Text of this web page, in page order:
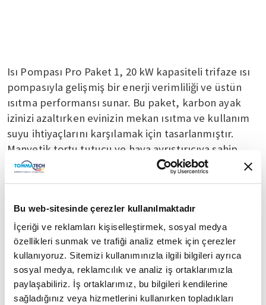
Bu web-sitesinde çerezler kullanılmaktadır
İçeriği ve reklamları kişiselleştirmek, sosyal medya
özellikleri sunmak ve trafiği analiz etmek için çerezler
kullanıyoruz. Sitemizi kullanımınızla ilgili bilgileri ayrıca
sosyal medya, reklamcılık ve analiz iş ortaklarımızla
paylaşabiliriz. İş ortaklarımız, bu bilgileri kendilerine
sağladığınız veya hizmetlerini kullanırken topladıkları
Isı Pompası Pro Paket 1, 20 kW kapasiteli trifaze ısı
pompasıyla gelişmiş bir enerji verimliliği ve üstün
ısıtma performansı sunar. Bu paket, karbon ayak
izinizi azaltırken evinizin mekan ısıtma ve kullanım
suyu ihtiyaçlarını karşılamak için tasarlanmıştır.
Manyetik tortu tutucu ve hava ayrıştırıcıya sahip
olan bu sistem, kullanım suyunuzun temiz kalmasını
garantiler ve enerji tüketimini denge kabı sayesinde
Isı Pompası Pro Paket 1, evinizin enerji verimliliğini
artırmanıza ve sürdürülebilir bir yaşam tarzına geçiş
yapmanıza yardımcı olacak çevre dostu bir
çözümdür. 20 kW kapasiteli trifaze ısı pompası,
geniş alanların bile etkili bir şekilde ısınmasını
sağlarken, enerji tüketiminizi azaltmayı ve işletme